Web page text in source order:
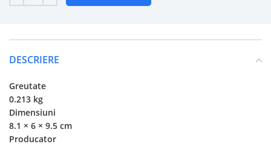
DESCRIERE
Greutate
0.213 kg
Dimensiuni
8.1 × 6 × 9.5 cm
Producator